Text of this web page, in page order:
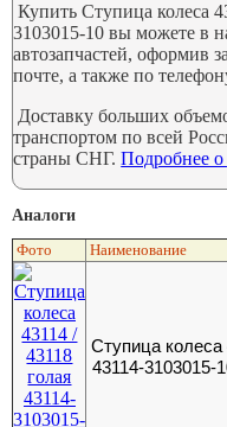
Купить Ступица колеса
3103015-10 вы можете в
автозапчастей, оформив
почте, а также по
Доставку больших
транспортом по всей
страны СНГ.Подробнее о
Аналоги
Фото Наименование
Ступица колеса
43114-3103015-